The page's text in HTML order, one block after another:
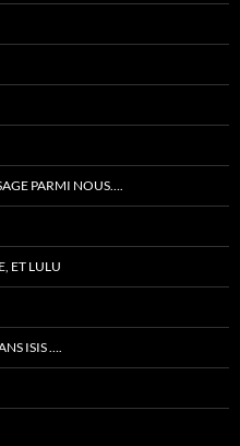
PARMI NOUS….
ET LULU
ISIS ….